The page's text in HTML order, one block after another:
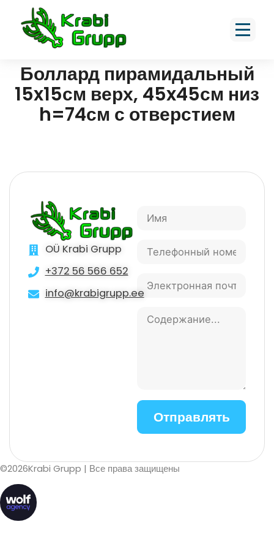
Боллард пирамидальный
15x15см верх, 45x45см низ
h=74см с отверстием
OÜ Krabi Grupp
+372 56 566 652
info@krabigrupp.ee
©2026Krabi Grupp | Все права защищены